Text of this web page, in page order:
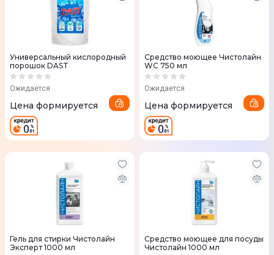
Универсальный кислородный
порошок DAST
Ожидается
Цена формируется
Средство моющее Чистолайн
WC 750 мл
Ожидается
Цена формируется
Гель для стирки Чистолайн
Эксперт 1000 мл
Средство моющее для посуды
Чистолайн 1000 мл